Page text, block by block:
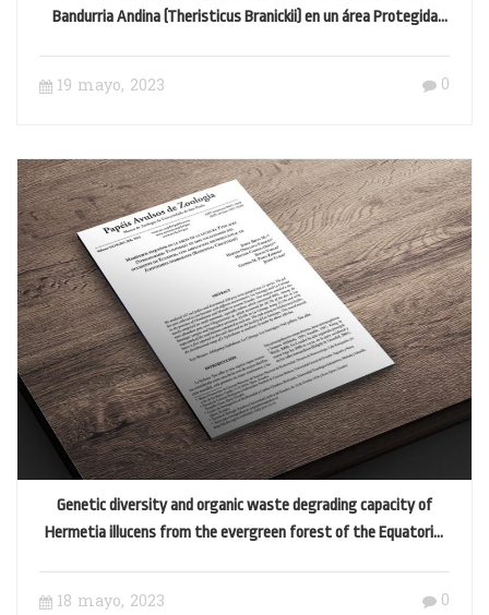
Bandurria Andina (Theristicus Branickii) en un área Protegida
19 mayo, 2023 0
Genetic diversity and organic waste degrading capacity of
Hermetia illucens from the evergreen forest of the Equatorial
18 mayo, 2023 0